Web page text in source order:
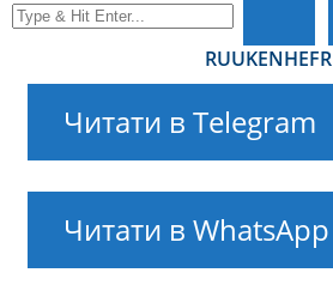
RUUKENHEFR
Читати в Telegram
Читати в WhatsApp